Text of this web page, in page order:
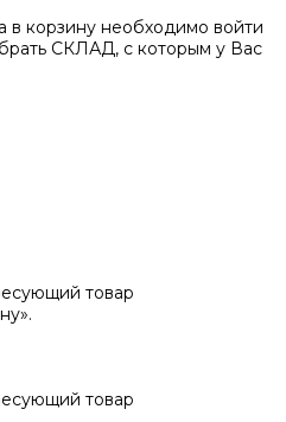
корзину необходимо войти
СКЛАД, с которым у Вас
товар
товар